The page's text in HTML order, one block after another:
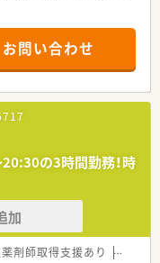
勤のみなのでプライベ
るので様々な業務経験を
活躍しています。
です。
備しており、小さなお
検査に加えて以B型・C型
実施しています。
績もあり、福利厚生が充
お問い合わせ
の3時間勤務！時
加
剤師取得支援あり 教育制